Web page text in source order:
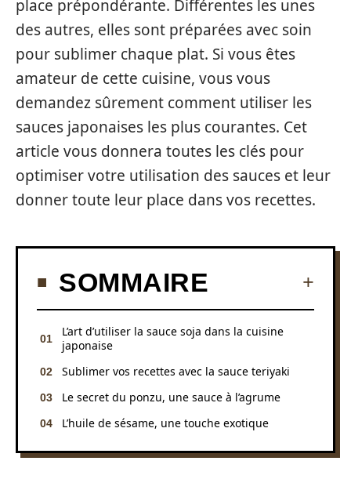
place prépondérante. Différentes les unes
des autres, elles sont préparées avec soin
pour sublimer chaque plat. Si vous êtes
amateur de cette cuisine, vous vous
demandez sûrement comment utiliser les
sauces japonaises les plus courantes. Cet
article vous donnera toutes les clés pour
optimiser votre utilisation des sauces et leur
donner toute leur place dans vos recettes.
SOMMAIRE
L’art d’utiliser la sauce soja dans la cuisine
japonaise
Sublimer vos recettes avec la sauce teriyaki
Le secret du ponzu, une sauce à l’agrume
L’huile de sésame, une touche exotique